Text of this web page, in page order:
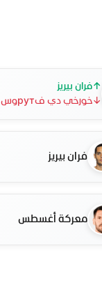
↑فران بيريز
↓خورخي دي فрутوس
فران بيريز
معركة أغسطس